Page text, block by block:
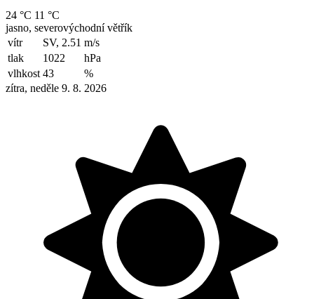
24 °C 11 °C
jasno, severovýchodní větřík
vítr
SV, 2.51 m/s
tlak
1022
hPa
vlhkost 43
%
zítra, neděle 9. 8. 2026